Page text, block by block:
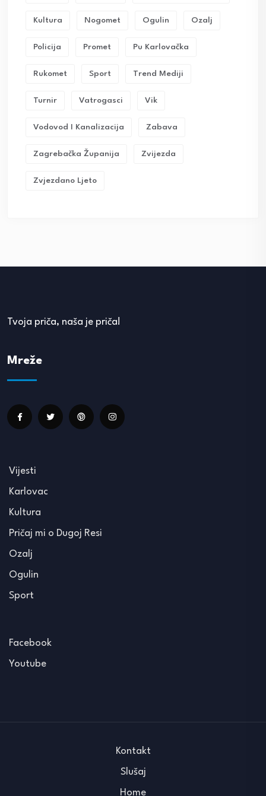
Kultura Nogomet Ogulin Ozalj
Policija Promet Pu Karlovačka
Rukomet Sport Trend Mediji
Turnir Vatrogasci Vik
Vodovod I Kanalizacija Zabava
Zagrebačka Županija Zvijezda
Zvjezdano Ljeto
Tvoja priča, naša je priča!
Mreže
Vijesti
Karlovac
Kultura
Pričaj mi o Dugoj Resi
Ozalj
Ogulin
Sport
Facebook
Youtube
Kontakt
Slušaj
Home